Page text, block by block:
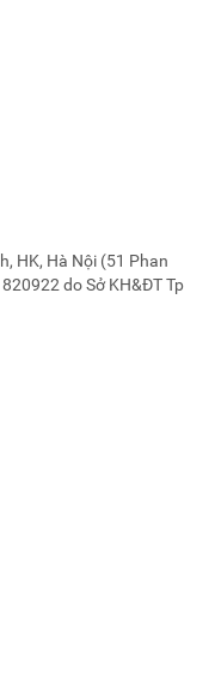
HK, Hà Nội (51 Phan
do Sở KH&ĐT Tp